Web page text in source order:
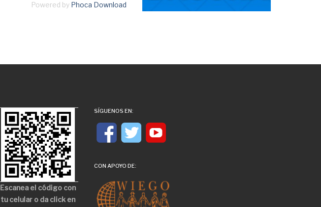
Powered by Phoca Download
Escanea el código con
tu celular o da click en
SÍGUENOS EN:
CON APOYO DE: